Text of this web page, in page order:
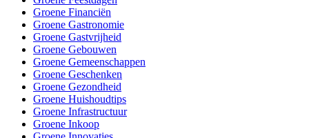
Groene Financiën
Groene Gastronomie
Groene Gastvrijheid
Groene Gebouwen
Groene Gemeenschappen
Groene Geschenken
Groene Gezondheid
Groene Huishoudtips
Groene Infrastructuur
Groene Inkoop